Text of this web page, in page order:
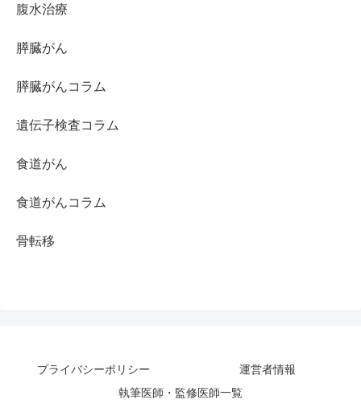
腹水治療
膵臓がん
膵臓がんコラム
遺伝子検査コラム
食道がん
食道がんコラム
骨転移
プライバシーポリシー
運営者情報
執筆医師・監修医師一覧